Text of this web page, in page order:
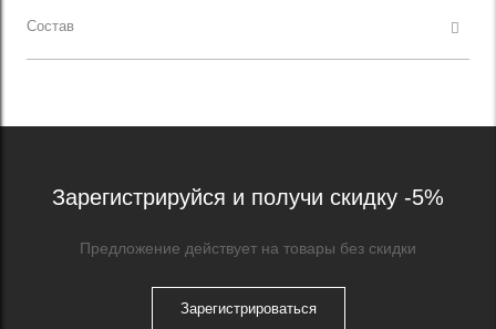
Состав
Зарегистрируйся и получи скидку -5%
Предложение действует на товары без скидки
Зарегистрироваться